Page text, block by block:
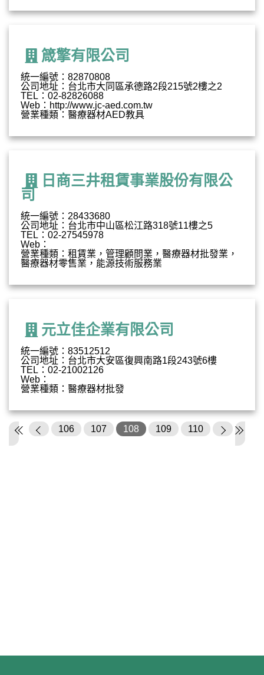
箴擎有限公司
統一編號：82870808
公司地址：台北市大同區承德路2段215號2樓之2
TEL：02-82826088
Web：http://www.jc-aed.com.tw
營業種類：醫療器材AED教具
日商三井租賃事業股份有限公
司
統一編號：28433680
公司地址：台北市中山區松江路318號11樓之5
TEL：02-27545978
Web：
營業種類：租賃業，管理顧問業，醫療器材批發業，
醫療器材零售業，能源技術服務業
元立佳企業有限公司
統一編號：83512512
公司地址：台北市大安區復興南路1段243號6樓
TEL：02-21002126
Web：
營業種類：醫療器材批發
106 107 108 109 110